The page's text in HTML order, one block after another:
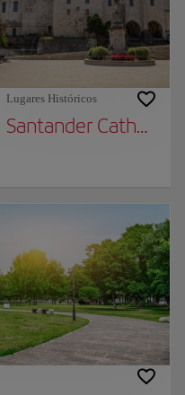
Lugares Históricos
Santander Cathedral